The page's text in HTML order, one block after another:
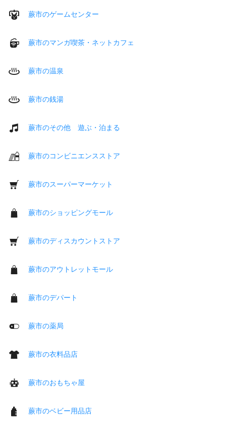
蕨市のゲームセンター
蕨市のマンガ喫茶・ネットカフェ
蕨市の温泉
蕨市の銭湯
蕨市のその他 遊ぶ・泊まる
蕨市のコンビニエンスストア
蕨市のスーパーマーケット
蕨市のショッピングモール
蕨市のディスカウントストア
蕨市のアウトレットモール
蕨市のデパート
蕨市の薬局
蕨市の衣料品店
蕨市のおもちゃ屋
蕨市のベビー用品店